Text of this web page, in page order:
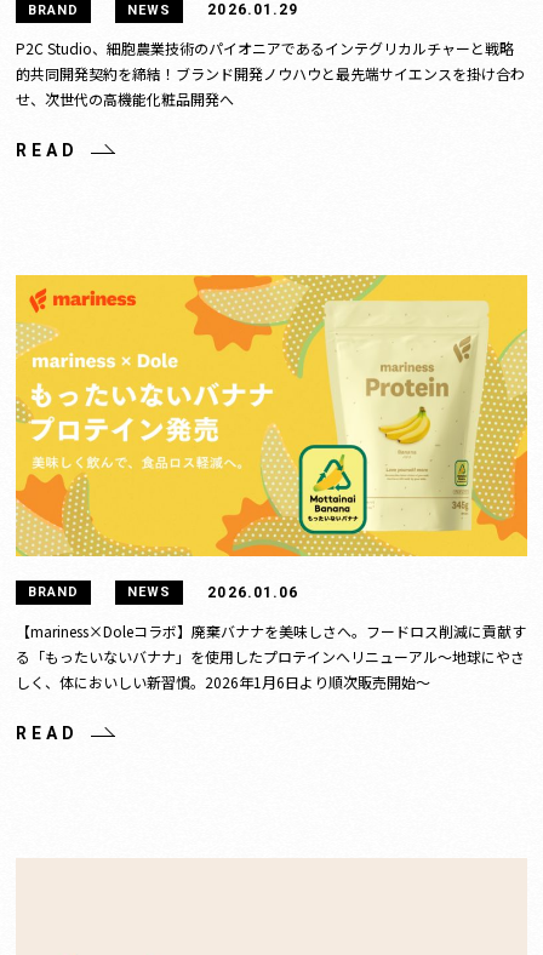
BRAND NEWS 2026.01.29
P2C Studio、細胞農業技術のパイオニアであるインテグリカルチャーと戦略
的共同開発契約を締結！ブランド開発ノウハウと最先端サイエンスを掛け合わ
せ、次世代の高機能化粧品開発へ
READ
BRAND NEWS 2026.01.06
【mariness×Doleコラボ】廃棄バナナを美味しさへ。フードロス削減に貢献す
る「もったいないバナナ」を使用したプロテインへリニューアル〜地球にやさ
しく、体においしい新習慣。2026年1月6日より順次販売開始〜
READ